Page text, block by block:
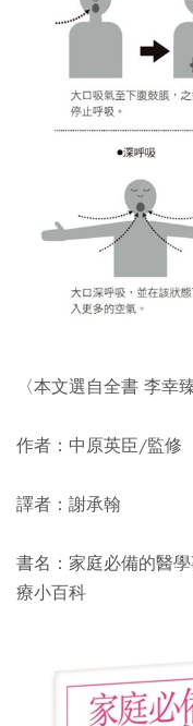
〈本文選自全書 李幸
作者：中原英臣/監修
譯者：謝承翰
書名：家庭必備的醫
療小百科